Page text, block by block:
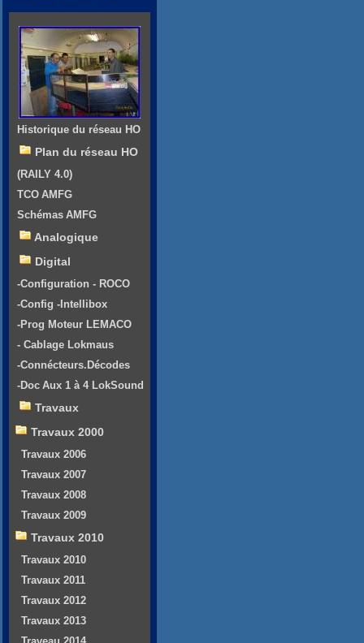
Historique du réseau HO
Plan du réseau HO
(RAILY 4.0)
TCO AMFG
Schémas AMFG
Analogique
Digital
-Configuration - ROCO
-Config -Intellibox
-Prog Moteur LEMACO
- Cablage Lokmaus
-Connécteurs.Décodes
-Doc Aux 1 à 4 LokSound
Travaux
Travaux 2000
Travaux 2006
Travaux 2007
Travaux 2008
Travaux 2009
Travaux 2010
Travaux 2010
Travaux 2011
Travaux 2012
Travaux 2013